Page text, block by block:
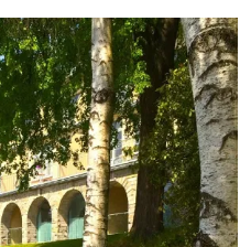
p.P. ab 258,11 €